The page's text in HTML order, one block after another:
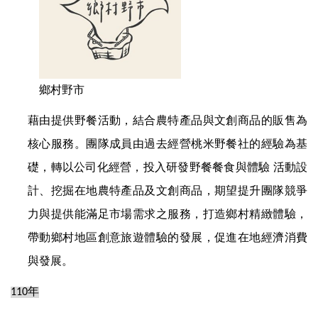
鄉村野市
藉由提供野餐活動，結合農特產品與文創商品的販售為
核心服務。團隊成員由過去經營桃米野餐社的經驗為基
礎，轉以公司化經營，投入研發野餐餐食與體驗 活動設
計、挖掘在地農特產品及文創商品，期望提升團隊競爭
力與提供能滿足市場需求之服務，打造鄉村精緻體驗，
帶動鄉村地區創意旅遊體驗的發展，促進在地經濟消費
與發展。
110年